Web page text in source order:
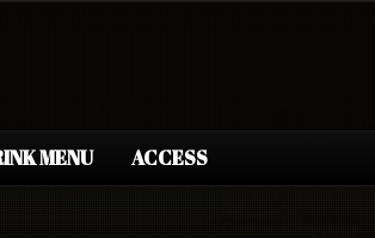
MENU ACCESS